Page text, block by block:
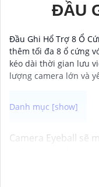
ĐẦU
Đầu Ghi Hổ Trợ 8 Ổ
thêm tối đa 8 ổ cứng
kéo dài thời gian lưu
lượng camera lớn và
Camera Eyeball sẽ
Bên cạnh đó,
được rõ ràng các